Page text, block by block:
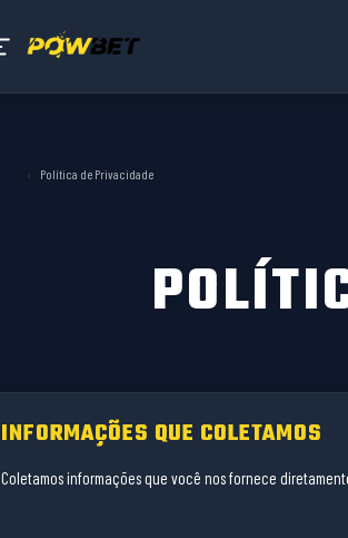
› Política de Privacidade
INFORMAÇÕES QUE COLETAMOS
Coletamos informações que você nos fornece